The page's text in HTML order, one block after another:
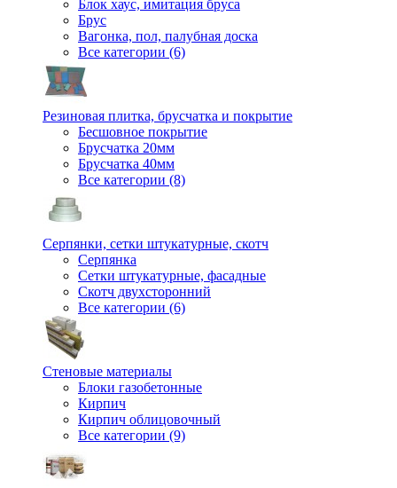
Блок хаус, имитация бруса
Брус
Вагонка, пол, палубная доска
Все категории (6)
Резиновая плитка, брусчатка и покрытие
Бесшовное покрытие
Брусчатка 20мм
Брусчатка 40мм
Все категории (8)
Серпянки, сетки штукатурные, скотч
Серпянка
Сетки штукатурные, фасадные
Скотч двухсторонний
Все категории (6)
Стеновые материалы
Блоки газобетонные
Кирпич
Кирпич облицовочный
Все категории (9)